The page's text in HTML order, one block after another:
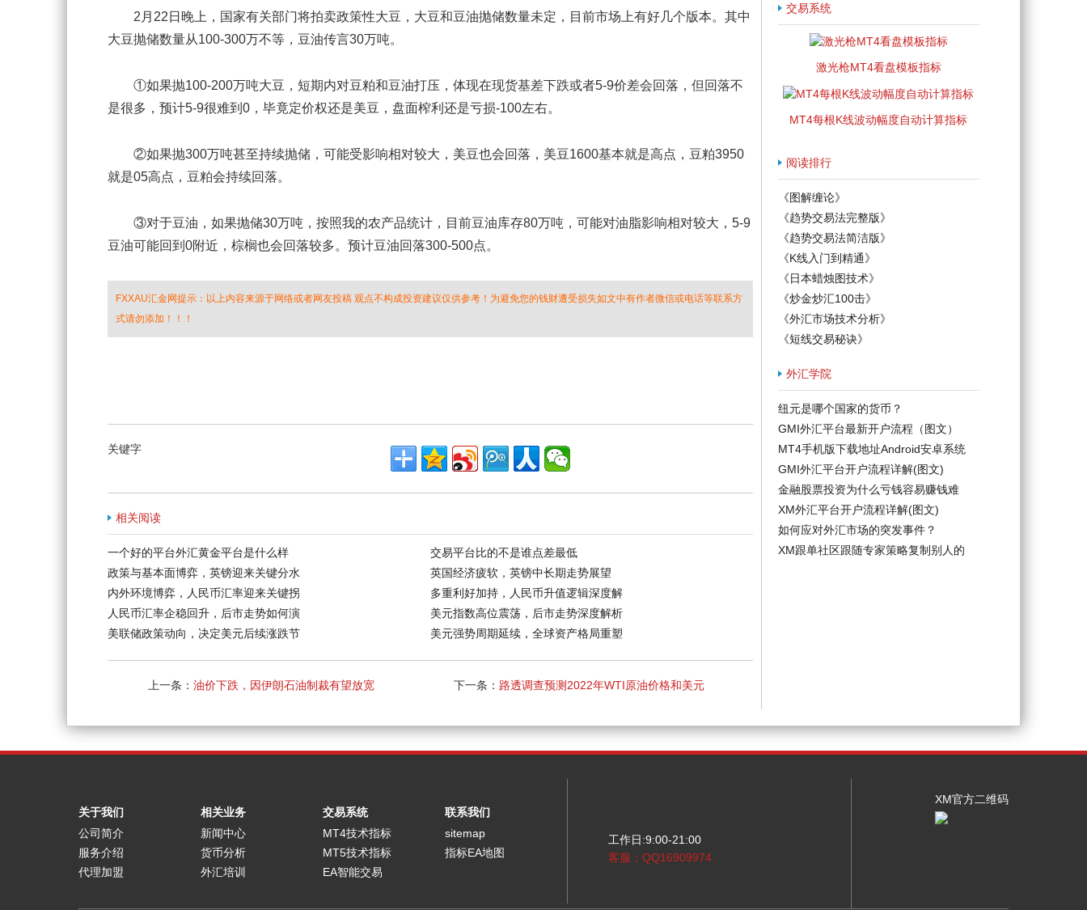
2月22日晚上，国家有关部门将拍卖政策性大豆，大豆和豆油抛储数量未定，目前市场上有好几个版本。其中
大豆抛储数量从100-300万不等，豆油传言30万吨。
①如果抛100-200万吨大豆，短期内对豆粕和豆油打压，体现在现货基差下跌或者5-9价差会回落，但回落不
是很多，预计5-9很难到0，毕竟定价权还是美豆，盘面榨利还是亏损-100左右。
②如果抛300万吨甚至持续抛储，可能受影响相对较大，美豆也会回落，美豆1600基本就是高点，豆粕3950
就是05高点，豆粕会持续回落。
③对于豆油，如果抛储30万吨，按照我的农产品统计，目前豆油库存80万吨，可能对油脂影响相对较大，5-9
豆油可能回到0附近，棕榈也会回落较多。预计豆油回落300-500点。
FXXAU汇金网提示：以上内容来源于网络或者网友投稿 观点不构成投资建议仅供参考！为避免您的钱财遭受损失如文中有作者微信或电话等联系方
式请勿添加！！！
关键字
相关阅读
一个好的平台外汇黄金平台是什么样
交易平台比的不是谁点差最低
政策与基本面博弈，英镑迎来关键分水
英国经济疲软，英镑中长期走势展望
内外环境博弈，人民币汇率迎来关键拐
多重利好加持，人民币升值逻辑深度解
人民币汇率企稳回升，后市走势如何演
美元指数高位震荡，后市走势深度解析
美联储政策动向，决定美元后续涨跌节
美元强势周期延续，全球资产格局重塑
上一条： 油价下跌，因伊朗石油制裁有望放宽 下一条： 路透调查预测2022年WTI原油价格和美元
兑加元汇率
交易系统
激光枪MT4看盘模板指标
MT4每根K线波动幅度自动计算指标
阅读排行
《图解缠论》
《趋势交易法完整版》
《趋势交易法简洁版》
《K线入门到精通》
《日本蜡烛图技术》
《炒金炒汇100击》
《外汇市场技术分析》
《短线交易秘诀》
外汇学院
纽元是哪个国家的货币？
GMI外汇平台最新开户流程（图文）
MT4手机版下载地址Android安卓系统
GMI外汇平台开户流程详解(图文)
金融股票投资为什么亏钱容易赚钱难
XM外汇平台开户流程详解(图文)
如何应对外汇市场的突发事件？
XM跟单社区跟随专家策略复制别人的
关于我们
公司简介
服务介绍
代理加盟
相关业务
新闻中心
货币分析
外汇培训
交易系统
MT4技术指标
MT5技术指标
EA智能交易
联系我们
sitemap
指标EA地图
工作日:9:00-21:00
客服：QQ16909974
XM官方二维码